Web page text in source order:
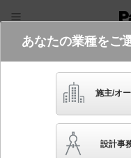
電気・建築設備（ビジネス）
フリーワード
品番・キーワ
(
バ
あなたの業種をご
施主/オ
設計事